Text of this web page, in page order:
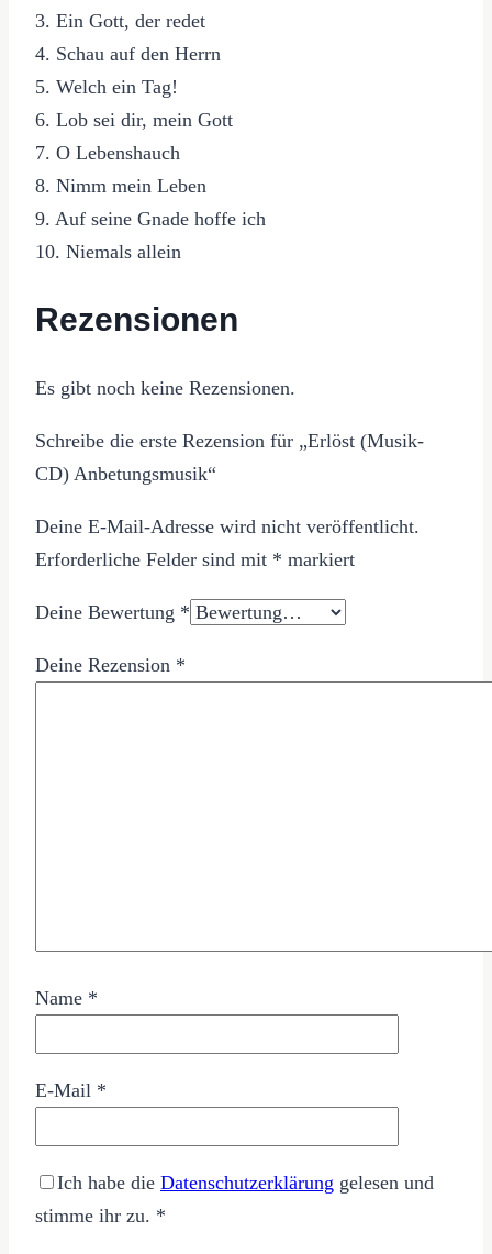
3. Ein Gott, der redet
4. Schau auf den Herrn
5. Welch ein Tag!
6. Lob sei dir, mein Gott
7. O Lebenshauch
8. Nimm mein Leben
9. Auf seine Gnade hoffe ich
10. Niemals allein
Rezensionen
Es gibt noch keine Rezensionen.
Schreibe die erste Rezension für „Erlöst (Musik-
CD) Anbetungsmusik“
Deine E-Mail-Adresse wird nicht veröffentlicht.
Erforderliche Felder sind mit * markiert
Deine Bewertung *
Deine Rezension *
Name *
E-Mail *
Ich habe die Datenschutzerklärung gelesen und
stimme ihr zu. *